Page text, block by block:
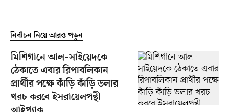
নির্বাচন নিয়ে আরও পড়ুন
মিশিগানে আল–সাইয়েদকে
ঠেকাতে এবার রিপাবলিকান
প্রার্থীর পক্ষে কাঁড়ি কাঁড়ি ডলার
খরচ করবে ইসরায়েলপন্থী